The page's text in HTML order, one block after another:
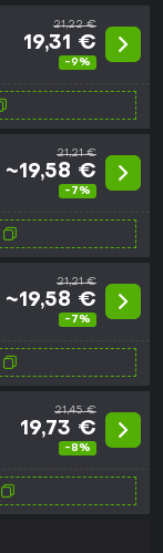
21,22 €
19,31 €
-9%
21,21 €
~19,58 €
-7%
21,21 €
~19,58 €
-7%
21,45 €
19,73 €
-8%